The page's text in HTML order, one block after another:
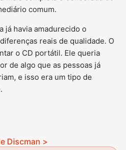
comum.
já havia amadurecido o
reais de qualidade. O
o CD portátil. Ele queria
de algo que as pessoas já
e isso era um tipo de
Discman >